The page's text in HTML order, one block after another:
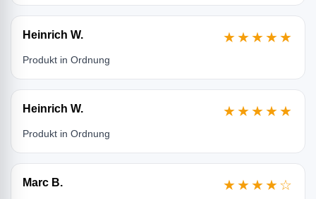
Heinrich W. ★★★★★
Produkt in Ordnung
Heinrich W. ★★★★★
Produkt in Ordnung
Marc B. ★★★★☆